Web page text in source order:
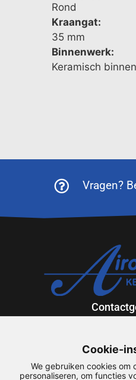
Rond
Kraangat:
35 mm
Binnenwerk:
Keramisch
Vragen?
9301 ZV
088-
Cookie-
We gebruiken cookies om
personaliseren, om functies